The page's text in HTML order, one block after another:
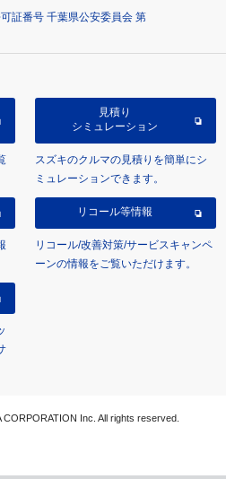
証番号 千葉県公安委員会 第
見積り
シミュレーション
スズキのクルマの見積りを簡単にシ
ミュレーションできます。
リコール等情報
リコール/改善対策/サービスキャンペ
ーンの情報をご覧いただけます。
Inc. All rights reserved.